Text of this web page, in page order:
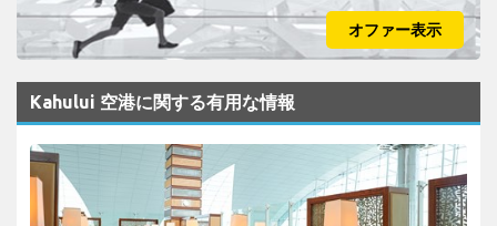
オファー表示
Kahului 空港に関する有用な情報